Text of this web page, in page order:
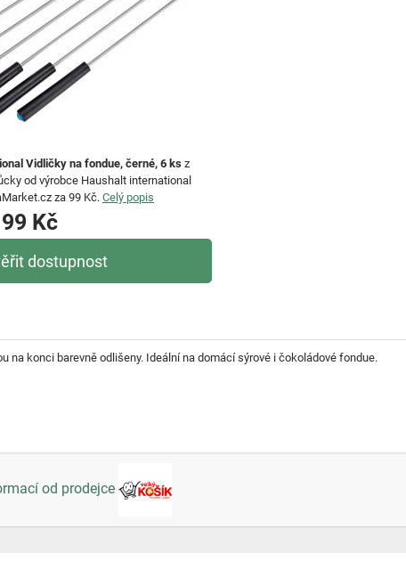
Vidličky na fondue, černé, 6 ksz
od výrobce Haushalt international
za 99 Kč. Celý popis
99 Kč
dostupnost
konci barevně odlišeny. Ideální na domácí sýrové i čokoládové fondue.
od prodejce